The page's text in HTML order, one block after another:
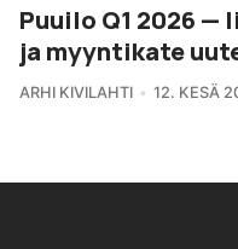
Puuilo Q1 2026 —
ja myyntikate
ARHI KIVILAHTI 12. KESÄ